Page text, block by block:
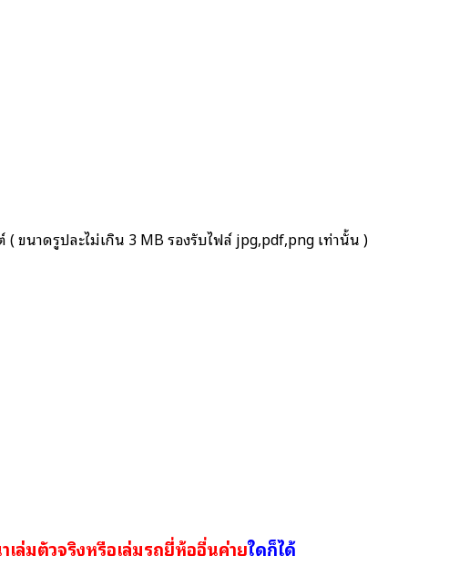
นาดรูปละไม่เกิน 3 MB รองรับไฟล์ jpg,pdf,png เท่านั้น )
าเล่มตัวจริงหรือเล่มรถยี่ห้ออื่นค่ายใดก็ได้